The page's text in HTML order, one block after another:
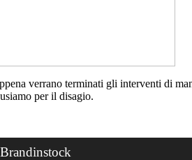
verrano terminati gli interventi di
per il disagio.
Brandinstock